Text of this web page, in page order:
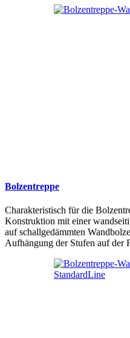
Bolzentreppe
Charakteristisch für die
Konstruktion mit einer
auf schallgedämmten
Aufhängung der Stufen auf der